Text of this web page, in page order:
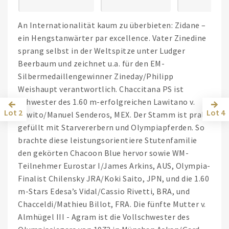
Lot 2 Lot 4
An Internationalität kaum zu überbieten: Zidane –
ein Hengstanwärter par excellence. Vater Zinedine
sprang selbst in der Weltspitze unter Ludger
Beerbaum und zeichnet u.a. für den EM-
Silbermedaillengewinner Zineday/Philipp
Weishaupt verantwortlich. Chaccitana PS ist
Schwester des 1.60 m-erfolgreichen Lawitano v.
Lawito/Manuel Senderos, MEX. Der Stamm ist prall
gefüllt mit Starvererbern und Olympiapferden. So
brachte diese leistungsorientiere Stutenfamilie
den gekörten Chacoon Blue hervor sowie WM-
Teilnehmer Eurostar I/James Arkins, AUS, Olympia-
Finalist Chilensky JRA/Koki Saito, JPN, und die 1.60
m-Stars Edesa’s Vidal/Cassio Rivetti, BRA, und
Chacceldi/Mathieu Billot, FRA. Die fünfte Mutter v.
Almhügel III - Agram ist die Vollschwester des